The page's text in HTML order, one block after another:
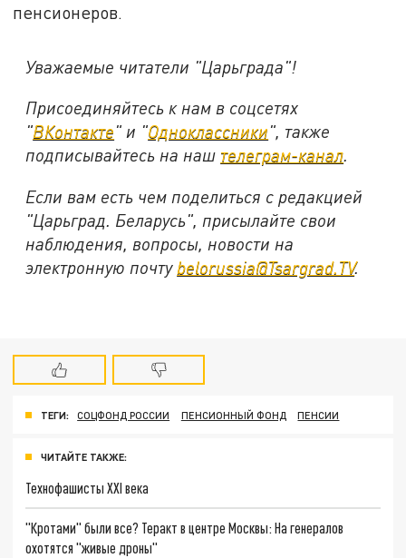
пенсионеров.
Уважаемые читатели "Царьграда"!
Присоединяйтесь к нам в соцсетях
"ВКонтакте" и "Одноклассники", также
подписывайтесь на наш телеграм-канал.
Если вам есть чем поделиться с редакцией
"Царьград. Беларусь", присылайте свои
наблюдения, вопросы, новости на
электронную почту belorussia@Tsargrad.TV.
ТЕГИ: СОЦФОНД РОССИИ ПЕНСИОННЫЙ ФОНД ПЕНСИИ
ЧИТАЙТЕ ТАКЖЕ:
Технофашисты XXI века
"Кротами" были все? Теракт в центре Москвы: На генералов
охотятся "живые дроны"